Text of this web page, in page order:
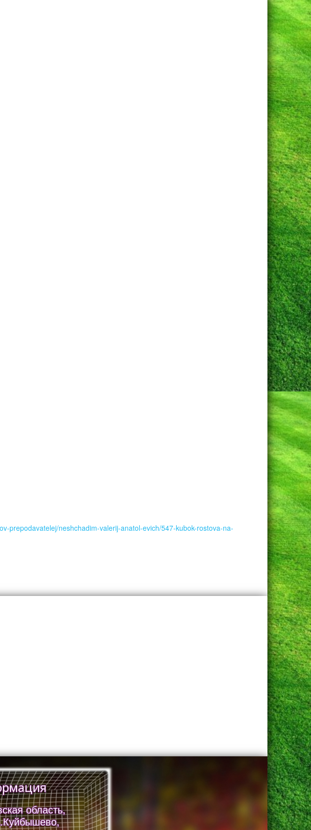
prepodavatelej/neshchadim-valerij-anatol-evich/547-kubok-rostova-na-
область,